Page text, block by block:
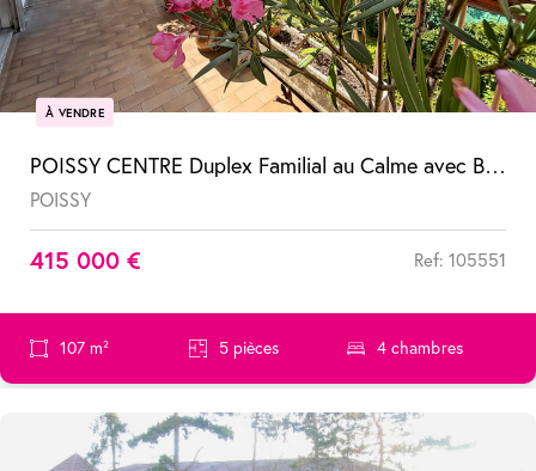
À VENDRE
POISSY CENTRE Duplex Familial au Calme avec Balcons, Verdure et Double Parking !
POISSY
415 000 € Ref: 105551
107 m² 5 pièces 4 chambres